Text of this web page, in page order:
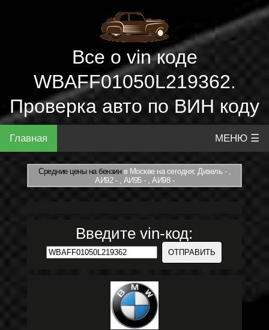
Все о vin коде
WBAFF01050L219362.
Проверка авто по ВИН коду
Главная МЕНЮ ☰
Средние цены на бензинв Москве на сегодня: Дизель - ,
АИ92 - , АИ95 - , АИ98 -
Введите vin-код: